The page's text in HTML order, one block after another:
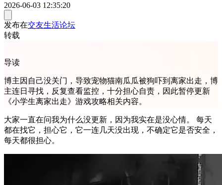
2026-06-03 12:35:20
发布在交友生活论坛
转载
导读
博主因自己没关门，导致宠物猫南瓜瓜被狗吓到离家出走，博
主连日寻找，反复查看监控，十分担心自责，因此暂停更新
《小学生离家出走》游戏攻略相关内容。
大家一直在问我为什么没更新，因为我实在是没心情。 每天
都在找它，担心它，它一连几天没出现，不确定它是否安全，
每天都很担心。